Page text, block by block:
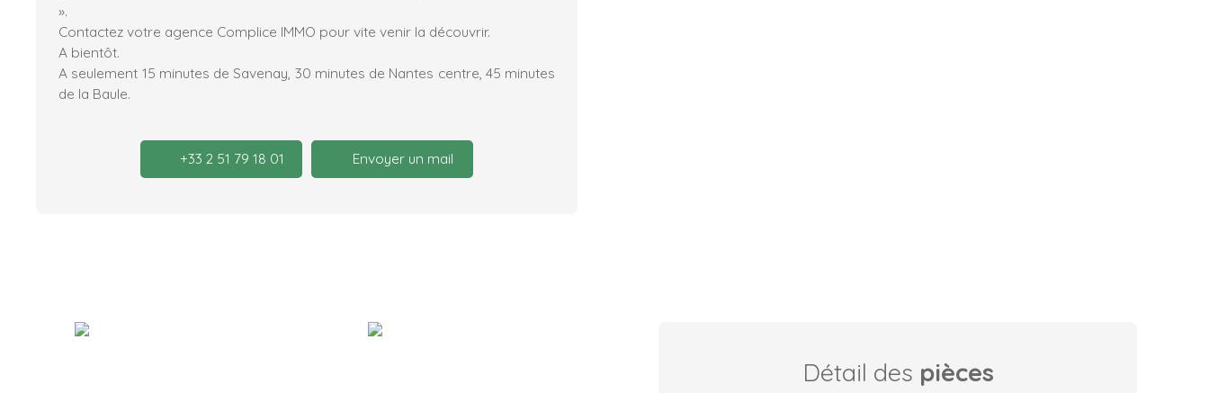
».
Contactez votre agence Complice IMMO pour vite venir la découvrir.
A bientôt.
A seulement 15 minutes de Savenay, 30 minutes de Nantes centre, 45 minutes
de la Baule.
+33 2 51 79 18 01 Envoyer un mail
Détail des pièces